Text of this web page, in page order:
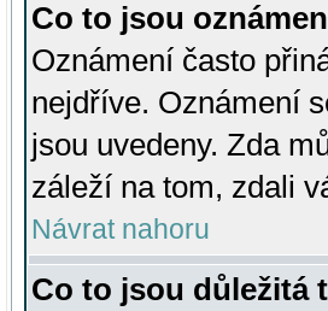
Co to jsou
Oznámení často
nejdříve. Oznámení
jsou uvedeny. Zda
záleží na tom, zdali
Návrat nahoru
Co to jsou důležitá